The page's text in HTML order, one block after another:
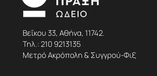
Βεΐκου 33, Αθήνα, 11742.
Τηλ.:210 9213135
Μετρό Ακρόπολη & Συγγρού-Φιξ